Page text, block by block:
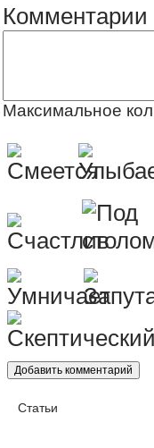
Комментарии
Максимальное
Статьи